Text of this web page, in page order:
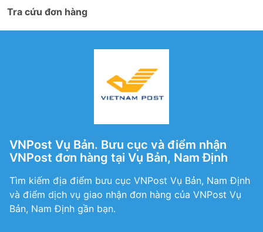
Tra cứu đơn hàng
VNPost Vụ Bản. Bưu cục và điểm nhận
VNPost đơn hàng tại Vụ Bản, Nam Định
Tìm kiếm địa điểm bưu cục VNPost Vụ Bản, Nam Định
và điểm dịch vụ giao nhận đơn hàng của VNPost Vụ
Bản, Nam Định gần bạn.